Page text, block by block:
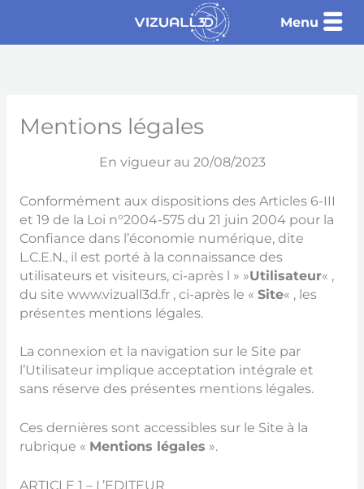
contenu
Mentions légales
En vigueur au 20/08/2023
Conformément aux dispositions des Articles 6-III
et 19 de la Loi n°2004-575 du 21 juin 2004 pour la
Confiance dans l’économie numérique, dite
L.C.E.N., il est porté à la connaissance des
utilisateurs et visiteurs, ci-après l » »Utilisateur« ,
du site www.vizuall3d.fr , ci-après le « Site« , les
présentes mentions légales.
La connexion et la navigation sur le Site par
l’Utilisateur implique acceptation intégrale et
sans réserve des présentes mentions légales.
Ces dernières sont accessibles sur le Site à la
rubrique « Mentions légales ».
ARTICLE 1 – L’EDITEUR
Menu